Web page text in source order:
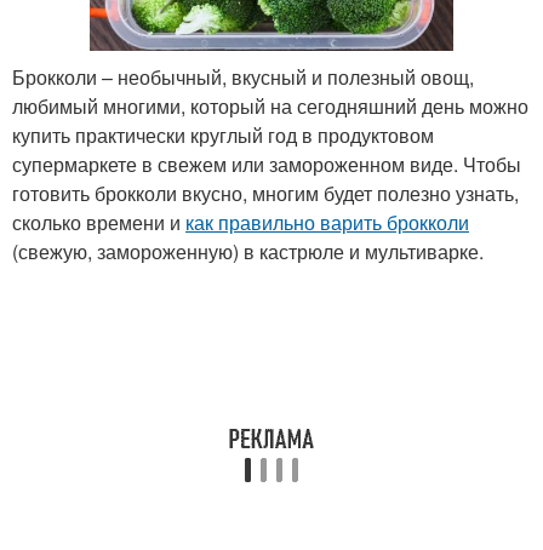
Брокколи – необычный, вкусный и полезный овощ,
любимый многими, который на сегодняшний день можно
купить практически круглый год в продуктовом
супермаркете в свежем или замороженном виде. Чтобы
готовить брокколи вкусно, многим будет полезно узнать,
сколько времени и как правильно варить брокколи
(свежую, замороженную) в кастрюле и мультиварке.